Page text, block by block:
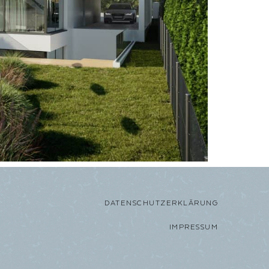
DATENSCHUTZERKLÄRUNG
IMPRESSUM